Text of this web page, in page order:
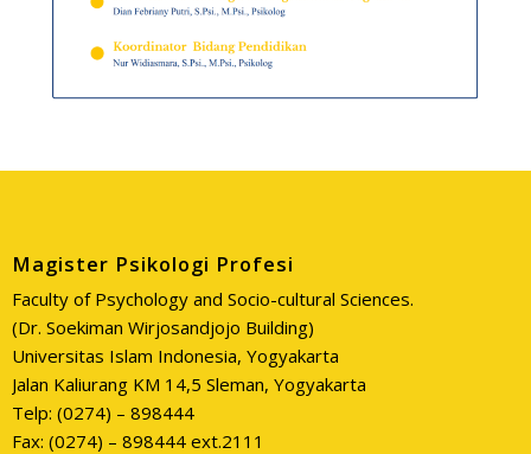
Magister Psikologi Profesi
Faculty of Psychology and Socio-cultural Sciences.
(Dr. Soekiman Wirjosandjojo Building)
Universitas Islam Indonesia, Yogyakarta
Jalan Kaliurang KM 14,5 Sleman, Yogyakarta
Telp: (0274) – 898444
Fax: (0274) – 898444 ext.2111